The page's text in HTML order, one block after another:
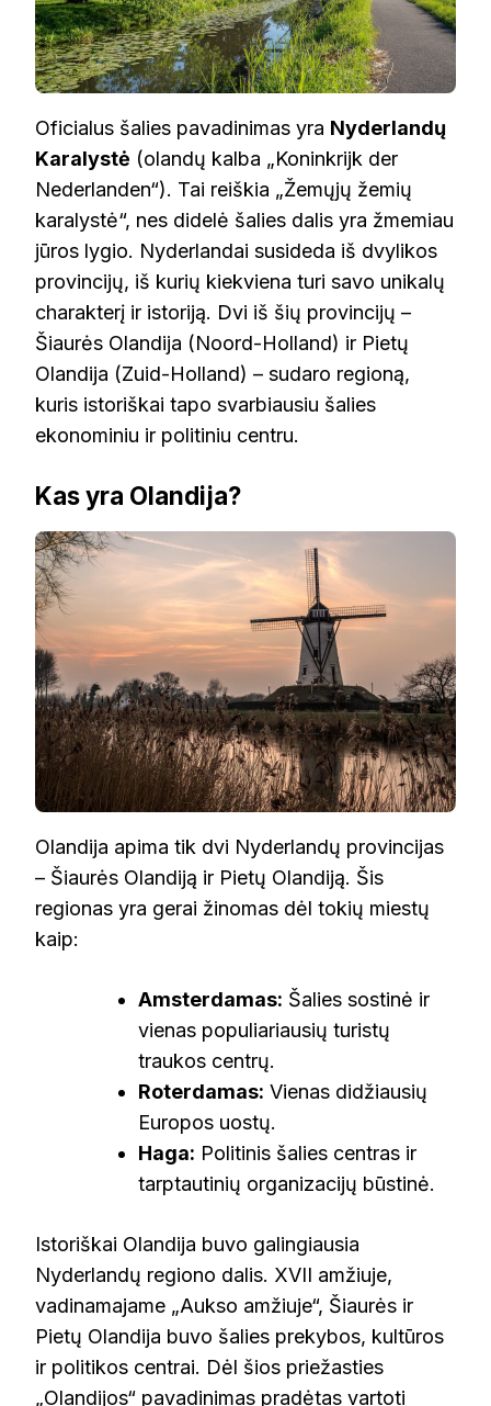
Oficialus šalies pavadinimas yra Nyderlandų
Karalystė (olandų kalba „Koninkrijk der
Nederlanden“). Tai reiškia „Žemųjų žemių
karalystė“, nes didelė šalies dalis yra žmemiau
jūros lygio. Nyderlandai susideda iš dvylikos
provincijų, iš kurių kiekviena turi savo unikalų
charakterį ir istoriją. Dvi iš šių provincijų –
Šiaurės Olandija (Noord-Holland) ir Pietų
Olandija (Zuid-Holland) – sudaro regioną,
kuris istoriškai tapo svarbiausiu šalies
ekonominiu ir politiniu centru.
Kas yra Olandija?
Olandija apima tik dvi Nyderlandų provincijas
– Šiaurės Olandiją ir Pietų Olandiją. Šis
regionas yra gerai žinomas dėl tokių miestų
kaip:
Amsterdamas: Šalies sostinė ir
vienas populiariausių turistų
traukos centrų.
Roterdamas: Vienas didžiausių
Europos uostų.
Haga: Politinis šalies centras ir
tarptautinių organizacijų būstinė.
Istoriškai Olandija buvo galingiausia
Nyderlandų regiono dalis. XVII amžiuje,
vadinamajame „Aukso amžiuje“, Šiaurės ir
Pietų Olandija buvo šalies prekybos, kultūros
ir politikos centrai. Dėl šios priežasties
„Olandijos“ pavadinimas pradėtas vartoti